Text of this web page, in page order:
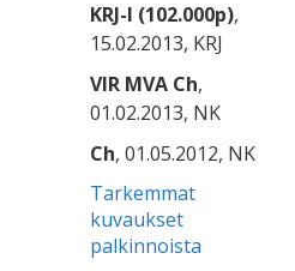
KRJ-I (102.000p),
15.02.2013, KRJ
VIR MVA Ch,
01.02.2013, NK
Ch, 01.05.2012, NK
Tarkemmat
kuvaukset
palkinnoista